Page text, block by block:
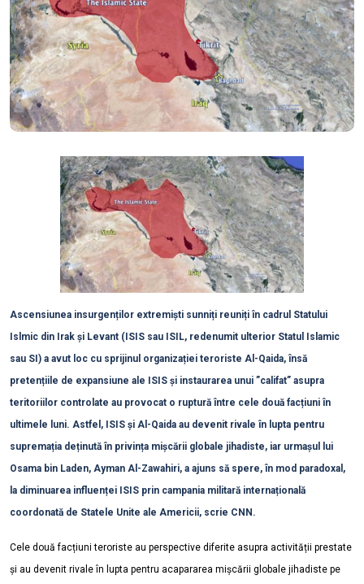
Ascensiunea insurgenților extremiști sunniți reuniți în cadrul Statului
Islmic din Irak și Levant (ISIS sau ISIL, redenumit ulterior Statul Islamic
sau SI) a avut loc cu sprijinul organizației teroriste Al-Qaida, însă
pretențiile de expansiune ale ISIS și instaurarea unui ”califat” asupra
teritoriilor controlate au provocat o ruptură între cele două facțiuni în
ultimele luni. Astfel, ISIS și Al-Qaida au devenit rivale în lupta pentru
supremația deținută în privința mișcării globale jihadiste, iar urmașul lui
Osama bin Laden, Ayman Al-Zawahiri, a ajuns să spere, în mod paradoxal,
la diminuarea influenței ISIS prin campania militară internațională
coordonată de Statele Unite ale Americii, scrie CNN.
Cele două facțiuni teroriste au perspective diferite asupra activității prestate
și au devenit rivale în lupta pentru acapararea mișcării globale jihadiste pe